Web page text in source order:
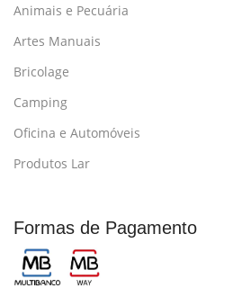
Animais e Pecuária
Artes Manuais
Bricolage
Camping
Oficina e Automóveis
Produtos Lar
Formas de Pagamento